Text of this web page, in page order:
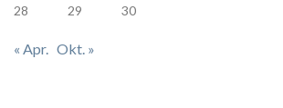
28
29 30
« Apr. Okt. »